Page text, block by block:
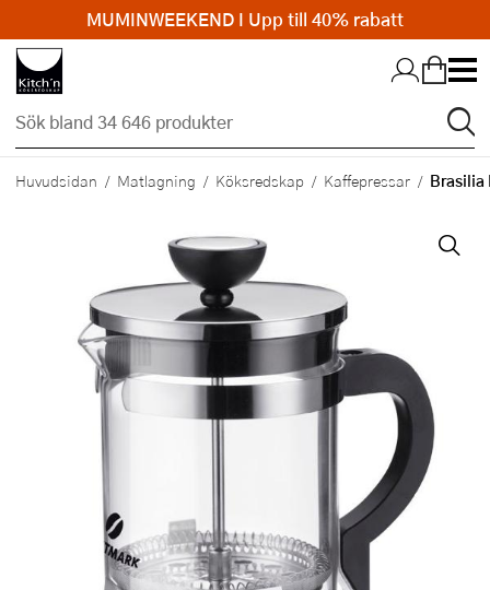
Hopp till huvudinnehållet
Huvudsidan Matlagning Köksredskap Kaffepressar Brasilia
MUMINWEEKEND I Upp till 40% rabatt